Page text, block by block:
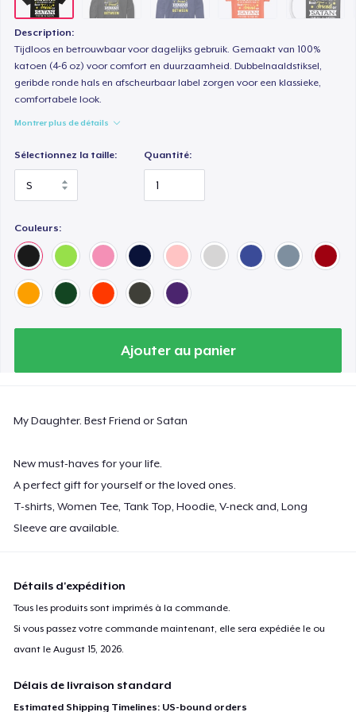
Description:
Tijdloos en betrouwbaar voor dagelijks gebruik. Gemaakt van 100%
katoen (4-6 oz) voor comfort en duurzaamheid. Dubbelnaaldstiksel,
geribde ronde hals en afscheurbaar label zorgen voor een klassieke,
comfortabele look.
Montrer plus de détails
Sélectionnez la taille: Quantité:
Couleurs:
Ajouter au panier
My Daughter. Best Friend or Satan
New must-haves for your life.
A perfect gift for yourself or the loved ones.
T-shirts, Women Tee, Tank Top, Hoodie, V-neck and, Long
Sleeve are available.
Détails d'expédition
Tous les produits sont imprimés à la commande.
Si vous passez votre commande maintenant, elle sera expédiée le ou
avant leAugust 15, 2026
Délais de livraison standard
Estimated Shipping Timelines: US-bound orders
Women's Premium V-Neck Tee
Premium Long Sleeve Tee
36,99 $US
Women's Comfort Tee
Classic Tank Top
Women's Flowy Tank Top
26,99 $US
Premium Tank Top
26,99 $US
Premium V-Neck Tee
31,51 $US